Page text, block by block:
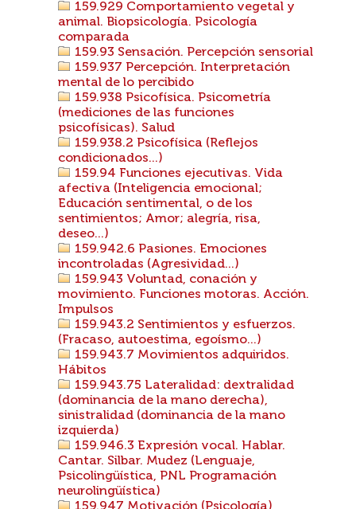
159.929 Comportamiento vegetal y
animal. Biopsicología. Psicología
comparada
159.93 Sensación. Percepción sensorial
159.937 Percepción. Interpretación
mental de lo percibido
159.938 Psicofísica. Psicometría
(mediciones de las funciones
psicofísicas). Salud
159.938.2 Psicofísica (Reflejos
condicionados...)
159.94 Funciones ejecutivas. Vida
afectiva (Inteligencia emocional;
Educación sentimental, o de los
sentimientos; Amor; alegría, risa,
deseo...)
159.942.6 Pasiones. Emociones
incontroladas (Agresividad...)
159.943 Voluntad, conación y
movimiento. Funciones motoras. Acción.
Impulsos
159.943.2 Sentimientos y esfuerzos.
(Fracaso, autoestima, egoísmo...)
159.943.7 Movimientos adquiridos.
Hábitos
159.943.75 Lateralidad: dextralidad
(dominancia de la mano derecha),
sinistralidad (dominancia de la mano
izquierda)
159.946.3 Expresión vocal. Hablar.
Cantar. Silbar. Mudez (Lenguaje,
Psicolingüística, PNL Programación
neurolingüística)